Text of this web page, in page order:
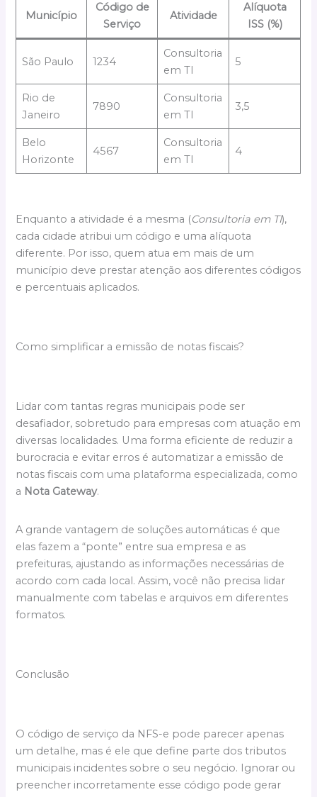
Município
Código de
Serviço
Atividade
Alíquota
ISS (%)
São Paulo 1234
Consultoria
em TI
5
Rio de
Janeiro
7890
Consultoria
em TI
3,5
Belo
Horizonte
4567
Consultoria
em TI
4
Enquanto a atividade é a mesma (Consultoria em TI),
cada cidade atribui um código e uma alíquota
diferente. Por isso, quem atua em mais de um
município deve prestar atenção aos diferentes códigos
e percentuais aplicados.
Como simplificar a emissão de notas fiscais?
Lidar com tantas regras municipais pode ser
desafiador, sobretudo para empresas com atuação em
diversas localidades. Uma forma eficiente de reduzir a
burocracia e evitar erros é automatizar a emissão de
notas fiscais com uma plataforma especializada, como
a Nota Gateway.
A grande vantagem de soluções automáticas é que
elas fazem a “ponte” entre sua empresa e as
prefeituras, ajustando as informações necessárias de
acordo com cada local. Assim, você não precisa lidar
manualmente com tabelas e arquivos em diferentes
formatos.
Conclusão
O código de serviço da NFS-e pode parecer apenas
um detalhe, mas é ele que define parte dos tributos
municipais incidentes sobre o seu negócio. Ignorar ou
preencher incorretamente esse código pode gerar